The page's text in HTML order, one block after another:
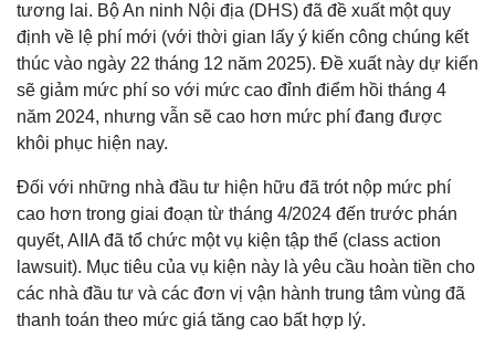
tương lai. Bộ An ninh Nội địa (DHS) đã đề xuất một quy
định về lệ phí mới (với thời gian lấy ý kiến công chúng kết
thúc vào ngày 22 tháng 12 năm 2025). Đề xuất này dự kiến
sẽ giảm mức phí so với mức cao đỉnh điểm hồi tháng 4
năm 2024, nhưng vẫn sẽ cao hơn mức phí đang được
khôi phục hiện nay.
Đối với những nhà đầu tư hiện hữu đã trót nộp mức phí
cao hơn trong giai đoạn từ tháng 4/2024 đến trước phán
quyết, AIIA đã tổ chức một vụ kiện tập thể (class action
lawsuit). Mục tiêu của vụ kiện này là yêu cầu hoàn tiền cho
các nhà đầu tư và các đơn vị vận hành trung tâm vùng đã
thanh toán theo mức giá tăng cao bất hợp lý.